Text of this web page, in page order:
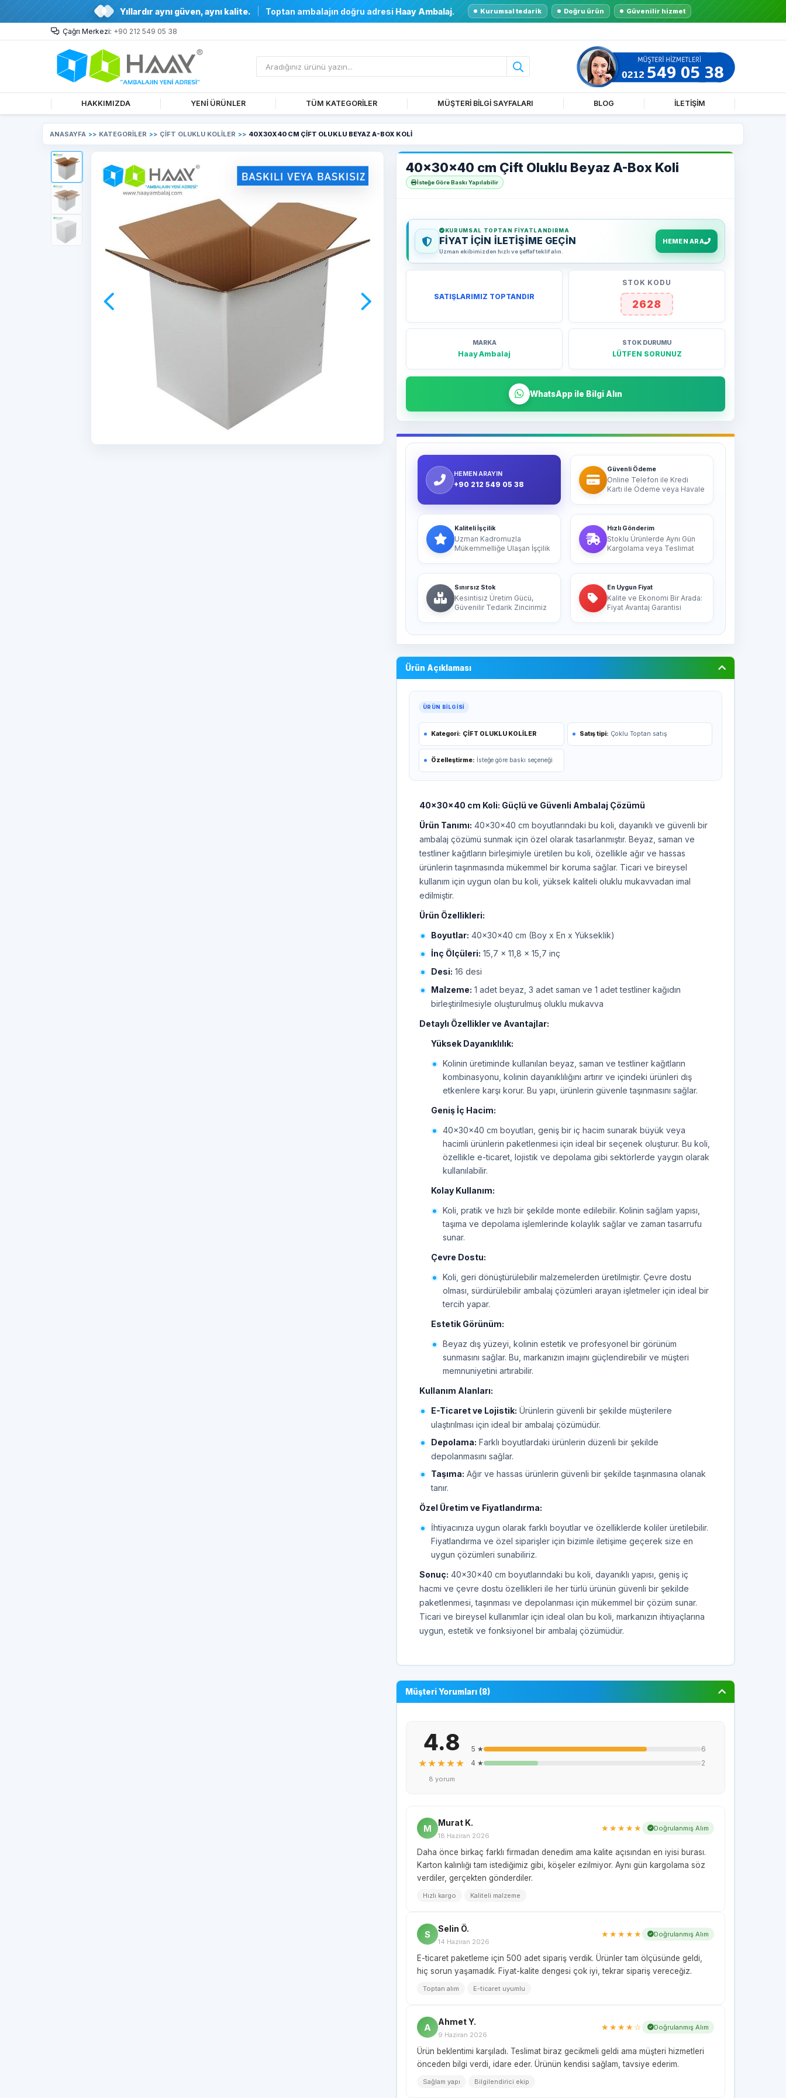
Yıllardır aynı güven, aynı kalite. Toptan ambalajın doğru adresi Haay Ambalaj. Kurumsal tedarik Doğru ürün Güvenilir hizmet
Çağrı Merkezi: +90 212 549 05 38
HAKKIMIZDA YENİ ÜRÜNLER TÜM KATEGORİLER MÜŞTERİ BİLGİ SAYFALARI BLOG İLETİŞİM
ANASAYFA > KATEGORİLER > ÇİFT OLUKLU KOLİLER > 40X30X40 CM ÇIFT OLUKLU BEYAZ A-BOX KOLI
40x30x40 cm Çift Oluklu Beyaz A-Box Koli
İsteğe Göre Baskı Yapılabilir
KURUMSAL TOPTAN FIYATLANDIRMA
FİYAT İÇİN İLETİŞİME GEÇİN
Uzman ekibimizden hızlı ve şeffaf teklif alın.
HEMEN ARA
SATIŞLARIMIZ TOPTANDIR
STOK KODU
2628
MARKA
Haay Ambalaj
STOK DURUMU
LÜTFEN SORUNUZ
WhatsApp ile Bilgi Alın
HEMEN ARAYIN
+90 212 549 05 38
Güvenli Ödeme
Online Telefon ile Kredi
Kartı ile Ödeme veya Havale
Kaliteli İşçilik
Uzman Kadromuzla
Mükemmelliğe Ulaşan İşçilik
Hızlı Gönderim
Stoklu Ürünlerde Aynı Gün
Kargolama veya Teslimat
Sınırsız Stok
Kesintisiz Üretim Gücü,
Güvenilir Tedarik Zincirimiz
En Uygun Fiyat
Kalite ve Ekonomi Bir Arada:
Fiyat Avantaj Garantisi
Ürün Açıklaması
ÜRÜN BILGISI
Kategori: ÇİFT OLUKLU KOLİLER Satış tipi: Çoklu Toptan satış
Özelleştirme: İsteğe göre baskı seçeneği
40x30x40 cm Koli: Güçlü ve Güvenli Ambalaj Çözümü
Ürün Tanımı: 40x30x40 cm boyutlarındaki bu koli, dayanıklı ve güvenli bir
ambalaj çözümü sunmak için özel olarak tasarlanmıştır. Beyaz, saman ve
testliner kağıtların birleşimiyle üretilen bu koli, özellikle ağır ve hassas
ürünlerin taşınmasında mükemmel bir koruma sağlar. Ticari ve bireysel
kullanım için uygun olan bu koli, yüksek kaliteli oluklu mukavvadan imal
edilmiştir.
Ürün Özellikleri:
Boyutlar: 40x30x40 cm (Boy x En x Yükseklik)
İnç Ölçüleri: 15,7 x 11,8 x 15,7 inç
Desi: 16 desi
Malzeme: 1 adet beyaz, 3 adet saman ve 1 adet testliner kağıdın
birleştirilmesiyle oluşturulmuş oluklu mukavva
Detaylı Özellikler ve Avantajlar:
Yüksek Dayanıklılık:
Kolinin üretiminde kullanılan beyaz, saman ve testliner kağıtların
kombinasyonu, kolinin dayanıklılığını artırır ve içindeki ürünleri dış
etkenlere karşı korur. Bu yapı, ürünlerin güvenle taşınmasını sağlar.
Geniş İç Hacim:
40x30x40 cm boyutları, geniş bir iç hacim sunarak büyük veya
hacimli ürünlerin paketlenmesi için ideal bir seçenek oluşturur. Bu koli,
özellikle e-ticaret, lojistik ve depolama gibi sektörlerde yaygın olarak
kullanılabilir.
Kolay Kullanım:
Koli, pratik ve hızlı bir şekilde monte edilebilir. Kolinin sağlam yapısı,
taşıma ve depolama işlemlerinde kolaylık sağlar ve zaman tasarrufu
sunar.
Çevre Dostu:
Koli, geri dönüştürülebilir malzemelerden üretilmiştir. Çevre dostu
olması, sürdürülebilir ambalaj çözümleri arayan işletmeler için ideal bir
tercih yapar.
Estetik Görünüm:
Beyaz dış yüzeyi, kolinin estetik ve profesyonel bir görünüm
sunmasını sağlar. Bu, markanızın imajını güçlendirebilir ve müşteri
memnuniyetini artırabilir.
Kullanım Alanları:
E-Ticaret ve Lojistik: Ürünlerin güvenli bir şekilde müşterilere
ulaştırılması için ideal bir ambalaj çözümüdür.
Depolama: Farklı boyutlardaki ürünlerin düzenli bir şekilde
depolanmasını sağlar.
Taşıma: Ağır ve hassas ürünlerin güvenli bir şekilde taşınmasına olanak
tanır.
Özel Üretim ve Fiyatlandırma:
İhtiyacınıza uygun olarak farklı boyutlar ve özelliklerde koliler üretilebilir.
Fiyatlandırma ve özel siparişler için bizimle iletişime geçerek size en
uygun çözümleri sunabiliriz.
Sonuç: 40x30x40 cm boyutlarındaki bu koli, dayanıklı yapısı, geniş iç
hacmi ve çevre dostu özellikleri ile her türlü ürünün güvenli bir şekilde
paketlenmesi, taşınması ve depolanması için mükemmel bir çözüm sunar.
Ticari ve bireysel kullanımlar için ideal olan bu koli, markanızın ihtiyaçlarına
uygun, estetik ve fonksiyonel bir ambalaj çözümüdür.
Müşteri Yorumları (8)
4.8
★★★★★
8 yorum
5 ★
6
4 ★
2
M
Murat K.
18 Haziran 2026
★★★★★ Doğrulanmış Alım
Daha önce birkaç farklı firmadan denedim ama kalite açısından en iyisi burası.
Karton kalınlığı tam istediğimiz gibi, köşeler ezilmiyor. Aynı gün kargolama söz
verdiler, gerçekten gönderdiler.
Hızlı kargo Kaliteli malzeme
S
Selin Ö.
14 Haziran 2026
★★★★★ Doğrulanmış Alım
E-ticaret paketleme için 500 adet sipariş verdik. Ürünler tam ölçüsünde geldi,
hiç sorun yaşamadık. Fiyat-kalite dengesi çok iyi, tekrar sipariş vereceğiz.
Toptan alım E-ticaret uyumlu
A
Ahmet Y.
9 Haziran 2026
★★★★☆ Doğrulanmış Alım
Ürün beklentimi karşıladı. Teslimat biraz gecikmeli geldi ama müşteri hizmetleri
önceden bilgi verdi, idare eder. Ürünün kendisi sağlam, tavsiye ederim.
Sağlam yapı Bilgilendirici ekip